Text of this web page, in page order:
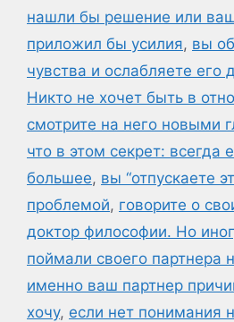
нашли бы решение или
приложил бы усилия, вы
чувства и ослабляете его
Никто не хочет быть в
смотрите на него новыми
что в этом секрет: всегда
большее, вы “отпускаете
проблемой, говорите о
доктор философии. Но
поймали своего партнера
именно ваш партнер
хочу, если нет понимания